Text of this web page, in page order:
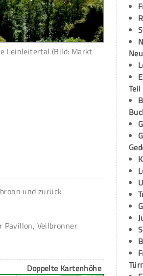
Leinleitertal (Bild: Markt
und zurück
Pavillon, Veilbronner
Doppelte Kartenhöhe
Teil